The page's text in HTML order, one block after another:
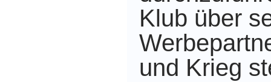
Klub über
und Krieg